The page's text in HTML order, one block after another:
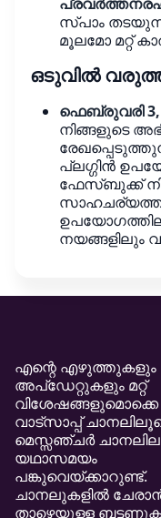
സ്പാം
മൂലമോ മറ്റ്
ഒടുവിൽ
ഫെബ്രുവരി 3,
നിങ്ങളുടെ
പ്ലഗ്ഗിൻ
ഫേസ്ബുക്ക്
നയങ്ങളിലും
എന്റെ എഴുത്തുകളും
അപ്ഡേറ്റുകളും മറ്റ്
വിശേഷങ്ങളുമൊക്കെ
വാട്സാപ്പ്
മെസ്സഞ്ചർ
യഥാസമയം
പങ്കുവെയ്ക്കാറുണ്ട്.
ചാനലുകളിൽ
താഴെയുള്ള